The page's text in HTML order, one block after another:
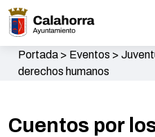
Portada> Eventos >
derechos humanos
Cuentos por